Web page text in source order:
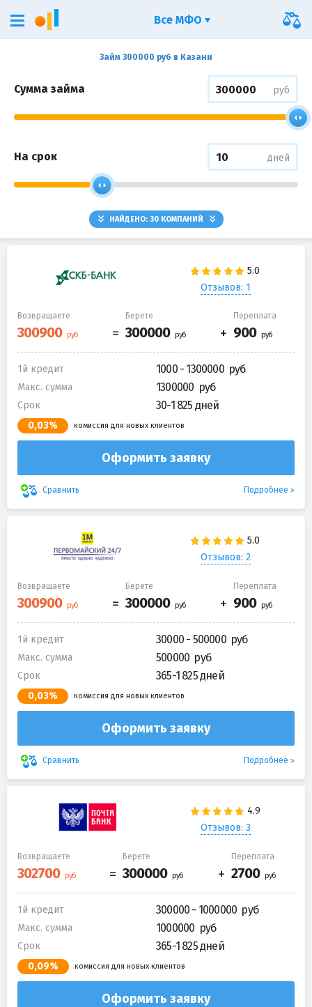
Займ 300000 руб в Казани
Сумма займа руб
На срок дней
НАЙДЕНО: 30КОМПАНИЙ
Отзывов: 1
Возвращаете Берете Переплата
1й кредит 1000 - 1300000
Макс. сумма 1300000
Срок 30-1 825 дней
0,03% комиссия для новых клиентов
Оформить заявку
Сравнить Подробнее
Отзывов: 2
Возвращаете Берете Переплата
1й кредит 30000 - 500000
Макс. сумма 500000
Срок 365-1 825 дней
0,03% комиссия для новых клиентов
Оформить заявку
Сравнить Подробнее
Отзывов: 3
Возвращаете Берете Переплата
1й кредит 300000 - 1000000
Макс. сумма 1000000
Срок 365-1 825 дней
0,09% комиссия для новых клиентов
Оформить заявку
Все МФО